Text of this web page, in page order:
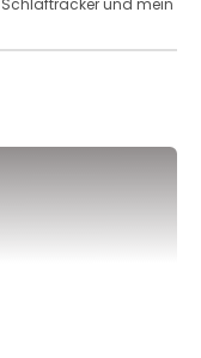
und mein